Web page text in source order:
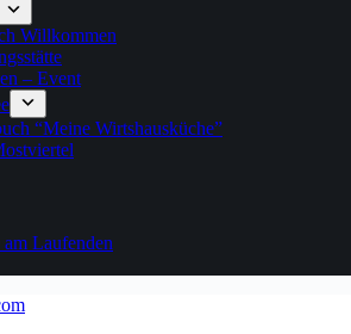
Willkommen
– Event
“Meine Wirtshausküche”
Laufenden